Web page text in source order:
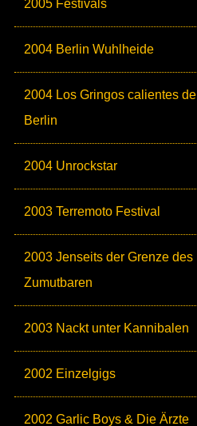
2005 Festivals
2004 Berlin Wuhlheide
2004 Los Gringos calientes de
Berlin
2004 Unrockstar
2003 Terremoto Festival
2003 Jenseits der Grenze des
Zumutbaren
2003 Nackt unter Kannibalen
2002 Einzelgigs
2002 Garlic Boys & Die Ärzte